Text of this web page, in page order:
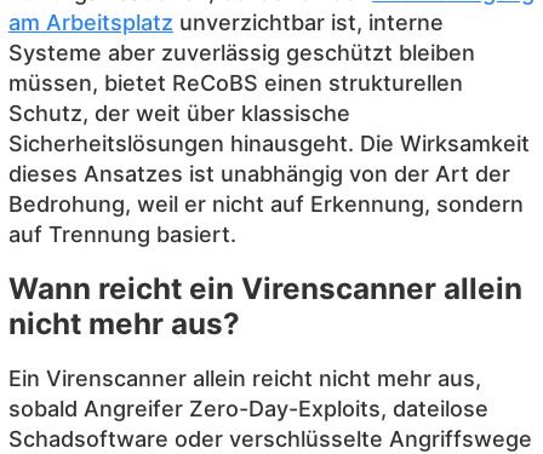
am Arbeitsplatz unverzichtbar ist, interne
Systeme aber zuverlässig geschützt bleiben
müssen, bietet ReCoBS einen strukturellen
Schutz, der weit über klassische
Sicherheitslösungen hinausgeht. Die Wirksamkeit
dieses Ansatzes ist unabhängig von der Art der
Bedrohung, weil er nicht auf Erkennung, sondern
auf Trennung basiert.
Wann reicht ein Virenscanner allein
nicht mehr aus?
Ein Virenscanner allein reicht nicht mehr aus,
sobald Angreifer Zero-Day-Exploits, dateilose
Schadsoftware oder verschlüsselte Angriffswege